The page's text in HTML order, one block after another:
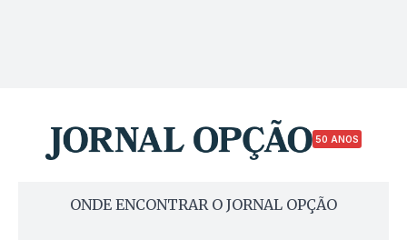
50 ANOS
ONDE ENCONTRAR O JORNAL OPÇÃO